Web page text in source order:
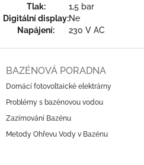
Tlak:
1,5 bar
Digitální display:Ne
Napájení:
230 V AC
BAZÉNOVÁ PORADNA
Domácí fotovoltaické elektrárny
Problémy s bazénovou vodou
Zazimování Bazénu
Metody Ohřevu Vody v Bazénu